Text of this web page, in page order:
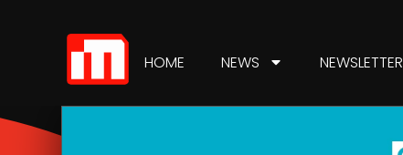
HOME NEWS NEWSLETTER